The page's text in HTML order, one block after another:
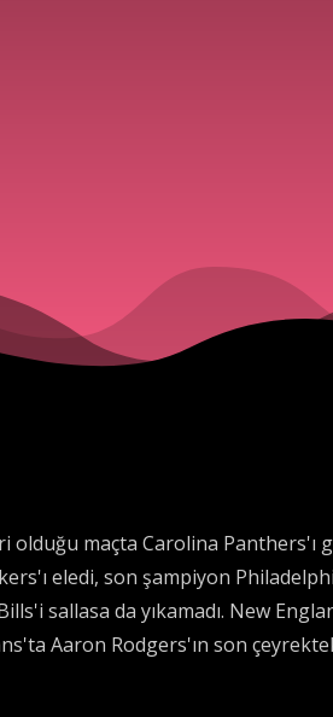
olduğu maçta Carolina Panthers'ı
eledi, son şampiyon
sallasa da yıkamadı. New
Aaron Rodgers'ın son